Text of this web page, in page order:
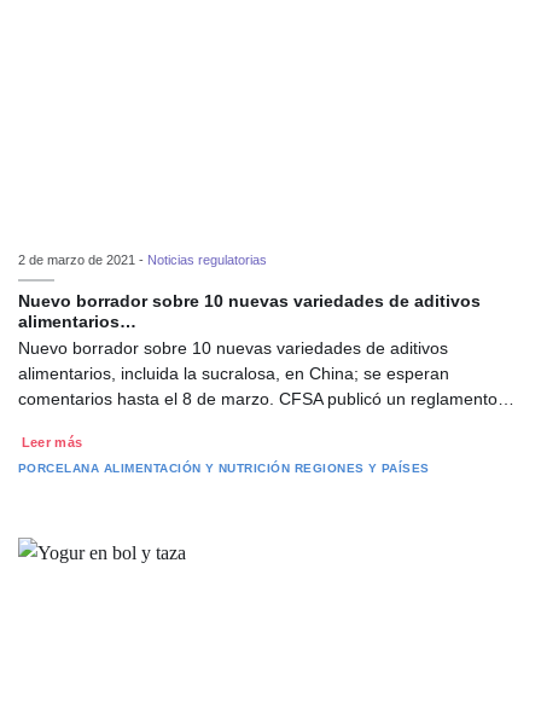
2 de marzo de 2021 - Noticias regulatorias
Nuevo borrador sobre 10 nuevas variedades de aditivos
alimentarios…
Nuevo borrador sobre 10 nuevas variedades de aditivos
alimentarios, incluida la sucralosa, en China; se esperan
comentarios hasta el 8 de marzo. CFSA publicó un reglamento…
Leer más
PORCELANA ALIMENTACIÓN Y NUTRICIÓN REGIONES Y PAÍSES